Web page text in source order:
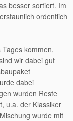
besser sortiert. Im
ordentlich
kommen,
wir dabei gut
dabei
wurden Reste
u.a. der Klassiker
wurde mit